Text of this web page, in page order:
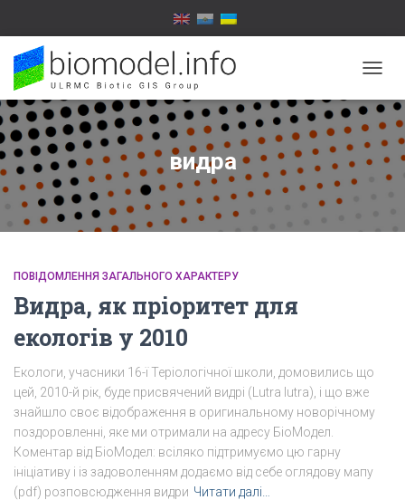
видра
ПОВІДОМЛЕННЯ ЗАГАЛЬНОГО ХАРАКТЕРУ
Видра, як пріоритет для
екологів у 2010
Екологи, учасники 16-ї Теріологічної школи, домовились що
цей, 2010-й рік, буде присвячений видрі (Lutra lutra), і що вже
знайшло своє відображення в оригинальному новорічному
поздоровленні, яке ми отримали на адресу БіоМодел.
Коментар від БіоМодел: всіляко підтримуємо цю гарну
ініціативу і із задоволенням додаємо від себе оглядову мапу
(pdf) розповсюдження видри Читати далі…